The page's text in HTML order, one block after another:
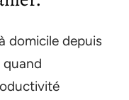
domicile depuis
quand